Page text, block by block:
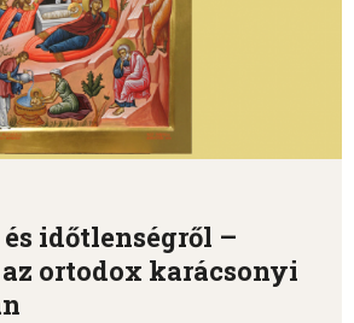
időtlenségről –
ortodox karácsonyi